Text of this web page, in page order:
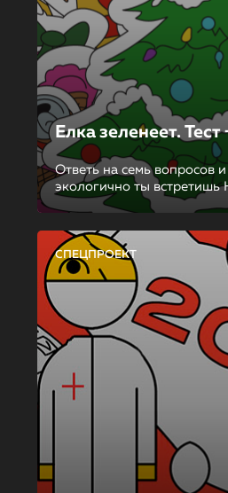
Елка зеленеет. Тест
Ответь на семь вопросов
экологично ты встретишь
СПЕЦПРОЕКТ